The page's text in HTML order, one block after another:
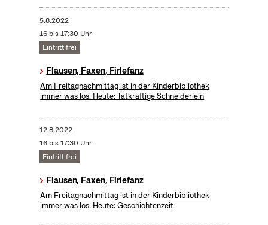
5.8.2022
16 bis 17:30 Uhr
Eintritt frei
Flausen, Faxen, Firlefanz
Am Freitagnachmittag ist in der Kinderbibliothek
immer was los. Heute: Tatkräftige Schneiderlein
12.8.2022
16 bis 17:30 Uhr
Eintritt frei
Flausen, Faxen, Firlefanz
Am Freitagnachmittag ist in der Kinderbibliothek
immer was los. Heute: Geschichtenzeit